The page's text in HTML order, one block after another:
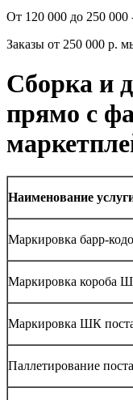
От 120 000 до 250 000
Заказы от 250 000 р.
Сборка и
прямо с
Наименование
Маркировка барр-
Маркировка короба
Маркировка ШК
Паллетирование